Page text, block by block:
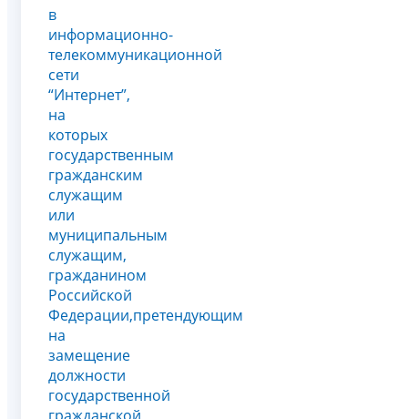
в
информационно-
телекоммуникационной
сети
“Интернет”,
на
которых
государственным
гражданским
служащим
или
муниципальным
служащим,
гражданином
Российской
Федерации,претендующим
на
замещение
должности
государственной
гражданской